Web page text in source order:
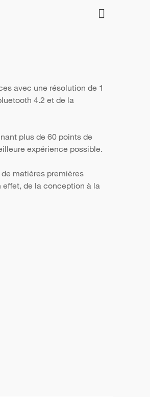
avec une résolution de 1
4.2 et de la
plus de 60 points de
expérience possible.
matières premières
de la conception à la